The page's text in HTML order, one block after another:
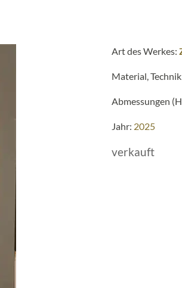
Art des Werkes:
Material,
Abmessungen
Jahr: 2025
verkauft